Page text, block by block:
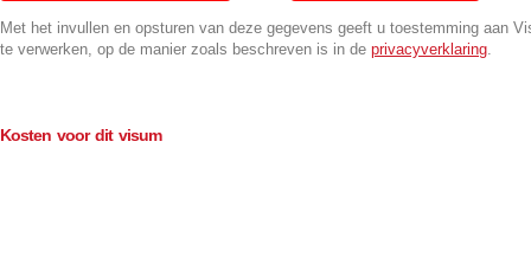
Met het invullen en opsturen van deze gegevens geeft u toestemming aan
te verwerken, op de manier zoals beschreven is in de privacyverklaring.
Kosten voor dit visum